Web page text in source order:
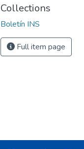
Collections
Boletín INS
Full item page